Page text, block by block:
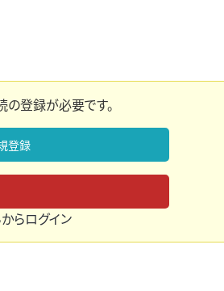
登録が必要です。
登録
らログイン